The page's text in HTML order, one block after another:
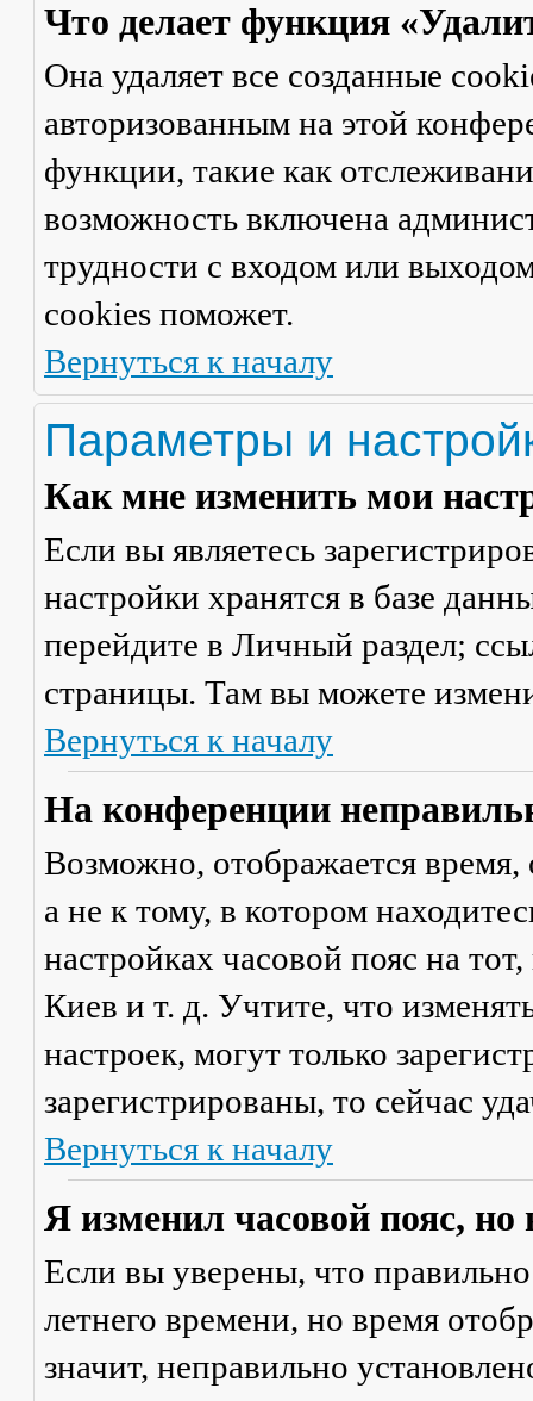
Что делает функция
Она удаляет все созданные
авторизованным на этой
функции, такие как
возможность включена
трудности с входом или
cookies поможет.
Вернуться к началу
Параметры и
Как мне изменить мои
Если вы являетесь
настройки хранятся в базе
перейдите в Личный раздел;
страницы. Там вы можете
Вернуться к началу
На конференции
Возможно, отображается время,
а не к тому, в котором
настройках часовой пояс на
Киев и т. д. Учтите, что
настроек, могут только
зарегистрированы, то сейчас
Вернуться к началу
Я изменил часовой пояс,
Если вы уверены, что
летнего времени, но время
значит, неправильно